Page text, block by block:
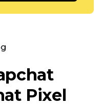
Pixel